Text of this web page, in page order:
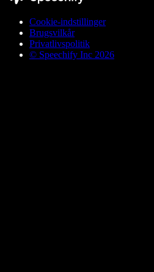
Cookie-indstillinger
Brugsvilkår
Privatlivspolitik
© Speechify Inc 2026